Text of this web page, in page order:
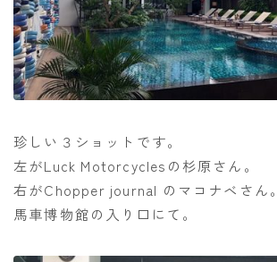
珍しい３ショットです。
左がLuck Motorcyclesの杉原さん。
右がChopper journal のマコナベさん。
馬車博物館の入り口にて。